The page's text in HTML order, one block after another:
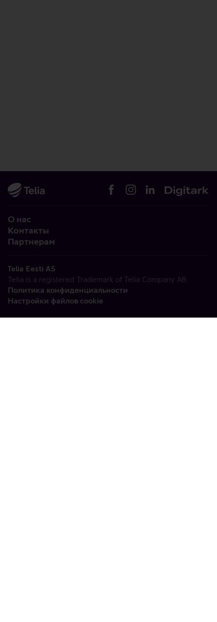
О нас
Контакты
Партнерам
Telia Eesti AS
Telia is a registered Trademark of Telia Company AB
Политика конфиденциальности
Настройки файлов cookie